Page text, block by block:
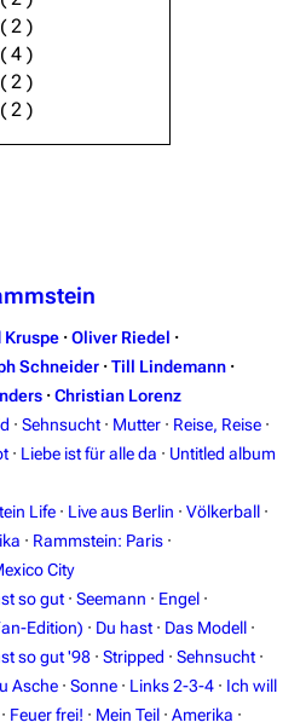
12 290.4K
(2 )
(4 )
(2 )
(2 )
Kruspe · Oliver Riedel ·
Schneider · Till Lindemann ·
· Christian Lorenz
· Sehnsucht · Mutter · Reise, Reise ·
· Liebe ist für alle da · Untitled album
Life · Live aus Berlin · Völkerball ·
· Rammstein: Paris ·
City
so gut · Seemann · Engel ·
Edition) · Du hast · Das Modell ·
so gut '98 · Stripped · Sehnsucht ·
Asche · Sonne · Links 2-3-4 · Ich will
· Feuer frei! · Mein Teil · Amerika ·